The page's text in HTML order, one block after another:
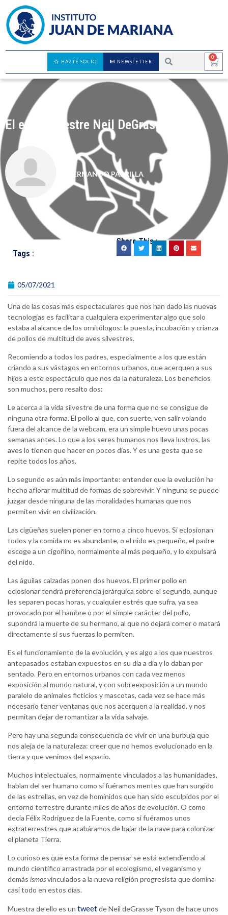
0
NEWSLETTER
HAZTE SOCIO
El extraterrestre Neil DeGrasse
FERNANDO PARRILLA
Tags :
Share This :
05/07/2021
Una de las cosas más espectaculares que nos han dado las nuevas
tecnologías es facilitar a cualquiera experimentar algo que solo
estaba al alcance de los ornitólogos: la puesta, incubación y crianza
de pollos de multitud de aves silvestres.
Recomiendo a todos los padres, especialmente a los que están
criando a sus vástagos en entornos urbanos, que acerquen a sus
hijos a este espectáculo que nos da la naturaleza. Los beneficios
son muchos, pero resalto dos:
Le acerca a la vida silvestre de una forma que no se consigue de
ninguna otra forma. El pollo al que, con suerte, ven salir volando
fuera del alcance de la webcam, era un simple huevo unas pocas
semanas antes. Lo que a los seres humanos nos lleva lustros, las
aves lo tienen que hacer en pocos días. Y es una gesta que se
repite todos los años.
Lo segundo es aún más importante: entender que la evolución ha
hecho aflorar multitud de formas de sobrevivir. Y ninguna se puede
juzgar desde ninguna de las moralidades humanas que nos
permiten vivir en civilización.
Las cigüeñas suelen poner en torno a cinco huevos. Si eclosionan
todos y la comida no es abundante, o el nido es pequeño, el padre
escoge a un cigoñino, normalmente al más pequeño, y lo expulsará
del nido.
Las águilas calzadas ponen dos huevos. El primer pollo en
eclosionar tendrá preferencia jerárquica sobre el segundo, aunque
les separen pocas horas, y cualquier estrés que sufra, ya sea
provocado por el hambre o por el simple carácter del pollo,
supondrá la muerte de su hermano, al que no dejará comer o matará
directamente si sus fuerzas lo permiten.
Es el funcionamiento de la evolución, y es algo a los que nuestros
antepasados estaban expuestos en su día a día y lo daban por
sentado. Pero en entornos urbanos con cada vez menos
exposición al mundo natural, y con sobreexposición a un mundo
paralelo de animales ficticios y mascotas, cada vez se hace más
necesario tener ventanas que nos acerquen a la realidad, y nos
permitan dejar de romantizar a la vida salvaje.
Pero hay una segunda consecuencia de vivir en una burbuja que
nos aleja de la naturaleza: creer que no hemos evolucionado en la
tierra y que venimos del espacio.
Muchos intelectuales, normalmente vinculados a las humanidades,
hablan del ser humano como si fuéramos mentes que han surgido
de las estrellas, en vez de homínidos que han sido esculpidos por el
entorno terrestre durante miles de años de evolución. O como
decía Félix Rodriguez de la Fuente, como si fuéramos unos
extraterrestres que acabáramos de bajar de la nave para colonizar
el planeta Tierra.
Lo curioso es que esta forma de pensar se está extendiendo al
mundo científico arrastrada por el ecologismo, el veganismo y
demás ismosvinculados a la nueva religión progresista que domina
casi todo en estos días.
Muestra de ello es un tweetde Neil deGrasse Tyson de hace unos